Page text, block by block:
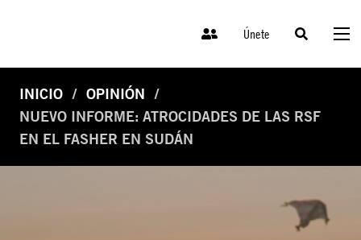
Únete
INICIO
OPINIÓN
NUEVO INFORME: ATROCIDADES DE LAS RSF
EN EL FASHER EN SUDÁN